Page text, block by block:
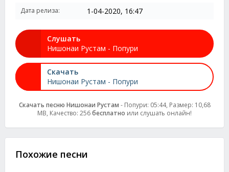
Дата релиза: 1-04-2020, 16:47
Слушать
Нишонаи Рустам - Попури
Скачать
Нишонаи Рустам - Попури
Скачать песню Нишонаи Рустам - Попури: 05:44, Размер: 10,68
MB, Качество: 256бесплатно или слушать онлайн!
Похожие песни